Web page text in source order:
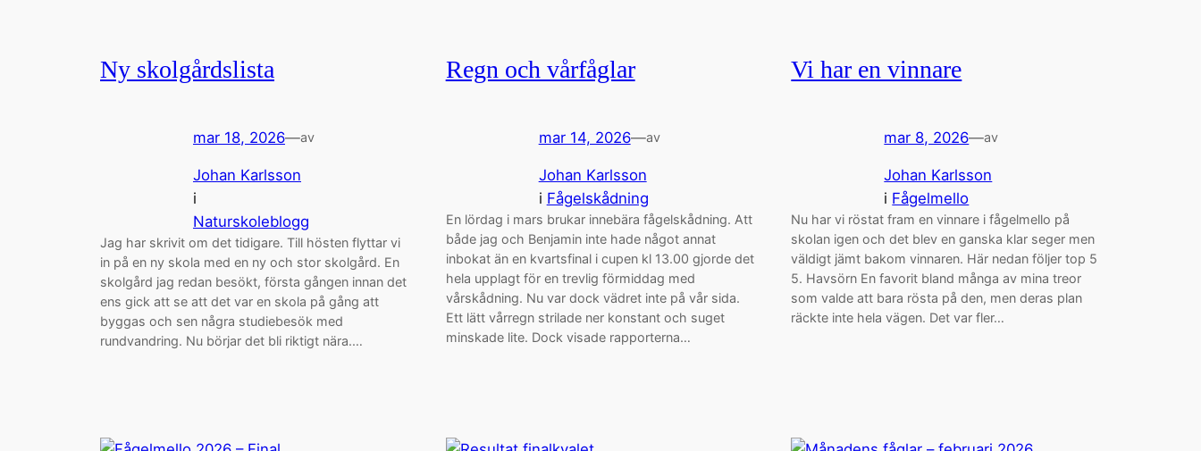
Ny skolgårdslista
mar 18, 2026—av
Johan Karlsson
i
Naturskoleblogg
Jag har skrivit om det tidigare. Till hösten flyttar vi
in på en ny skola med en ny och stor skolgård. En
skolgård jag redan besökt, första gången innan det
ens gick att se att det var en skola på gång att
byggas och sen några studiebesök med
rundvandring. Nu börjar det bli riktigt nära.…
Regn och vårfåglar
mar 14, 2026—av
Johan Karlsson
i Fågelskådning
En lördag i mars brukar innebära fågelskådning. Att
både jag och Benjamin inte hade något annat
inbokat än en kvartsfinal i cupen kl 13.00 gjorde det
hela upplagt för en trevlig förmiddag med
vårskådning. Nu var dock vädret inte på vår sida.
Ett lätt vårregn strilade ner konstant och suget
minskade lite. Dock visade rapporterna…
Vi har en vinnare
mar 8, 2026—av
Johan Karlsson
i Fågelmello
Nu har vi röstat fram en vinnare i fågelmello på
skolan igen och det blev en ganska klar seger men
väldigt jämt bakom vinnaren. Här nedan följer top 5
5. Havsörn En favorit bland många av mina treor
som valde att bara rösta på den, men deras plan
räckte inte hela vägen. Det var fler…